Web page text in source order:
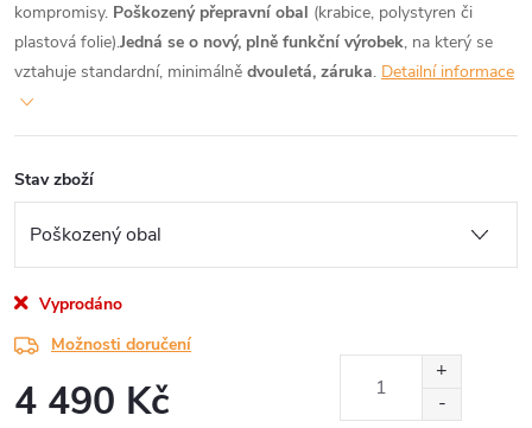
kompromisy. Poškozený přepravní obal (krabice, polystyren či
plastová folie).Jedná se o nový, plně funkční výrobek, na který se
vztahuje standardní, minimálně dvouletá, záruka. Detailní informace
Stav zboží
Vyprodáno
Možnosti doručení
4 490 Kč